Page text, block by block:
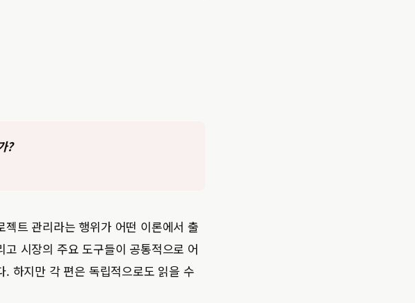
?
트 관리라는 행위가 어떤 이론에서 출
시장의 주요 도구들이 공통적으로 어
하지만 각 편은 독립적으로도 읽을 수